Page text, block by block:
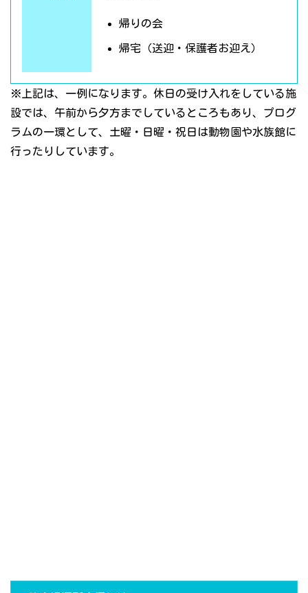
帰りの会
帰宅（送迎・保護者お迎え）
※上記は、一例になります。休日の受け入れをしている施
設では、午前から夕方までしているところもあり、プログ
ラムの一環として、土曜・日曜・祝日は動物園や水族館に
行ったりしています。